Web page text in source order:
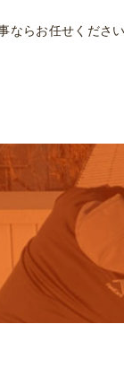
ならお任せくださ